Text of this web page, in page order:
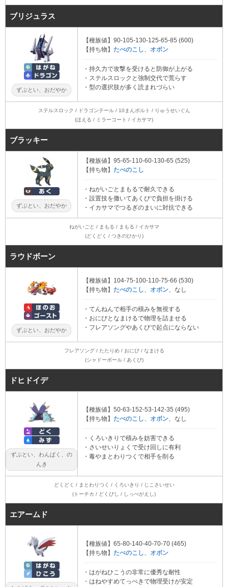
ブリジュラス
ずぶとい、おだやか
【種族値】90-105-130-125-65-85 (600)
【持ち物】 たべのこし オボン
・持久力で攻撃を受けると防御が上がる
・ステルスロックと強制交代で荒らす
・型の選択肢が多く読まれづらい
ステルスロック / ドラゴンテール / 10まんボルト / りゅうせいぐん
(ほえる / ミラーコート / イカサマ)
ブラッキー
ずぶとい、おだやか
【種族値】95-65-110-60-130-65 (525)
【持ち物】 たべのこし
・ねがいごとまもるで耐久できる
・設置技を撒いてあくびで負担を掛ける
・イカサマでつるぎのまいに対抗できる
ねがいごと / まもる / まもる / イカサマ
(どくどく / つきのひかり)
ラウドボーン
ずぶとい、おだやか
【種族値】104-75-100-110-75-66 (530)
【持ち物】 たべのこし オボン 、なし
・てんねんで相手の積みを無視する
・おにびとなまけるで物理を詰ませる
・フレアソングやあくびで起点にならない
フレアソング / たたりめ / おにび / なまける
(シャドーボール / あくび)
ドヒドイデ
ずぶとい、わんぱく、の
んき
【種族値】50-63-152-53-142-35 (495)
【持ち物】 たべのこし オボン 、なし
・くろいきりで積みを妨害できる
・さいせいりょくで受け回しに有利
・毒やまとわりつくで相手を削る
どくどく / まとわりつく / くろいきり / じこさいせい
(トーチカ / どくびし / しっぺがえし)
エアームド
【種族値】65-80-140-40-70-70 (465)
【持ち物】 たべのこし オボン
・はがねひこうの非常に優秀な耐性
・はねやすめてっぺきで物理受けが安定